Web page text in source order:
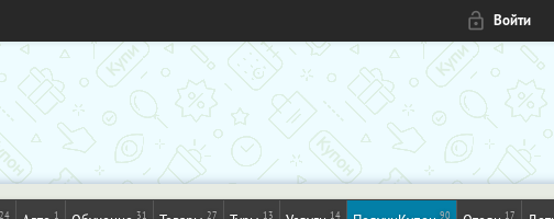
Войти
24 1 31 27 13 14 90 17